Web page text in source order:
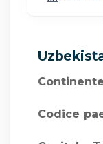
Codice